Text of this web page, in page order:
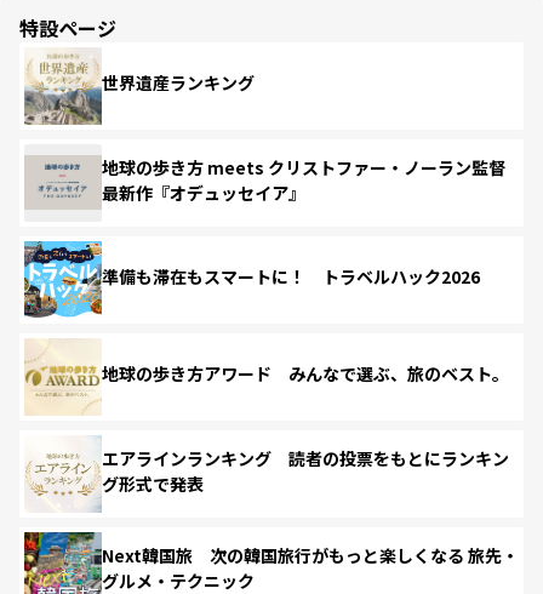
特設ページ
世界遺産ランキング
地球の歩き方 meets クリストファー・ノーラン監督
最新作『オデュッセイア』
準備も滞在もスマートに！ トラベルハック2026
地球の歩き方アワード みんなで選ぶ、旅のベスト。
エアラインランキング 読者の投票をもとにランキン
グ形式で発表
Next韓国旅 次の韓国旅行がもっと楽しくなる 旅先・
グルメ・テクニック